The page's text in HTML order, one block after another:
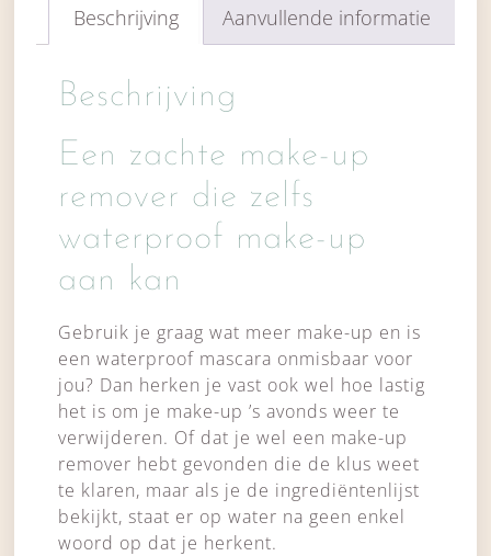
Beschrijving Aanvullende informatie
Beschrijving
Een zachte make-up
remover die zelfs
waterproof make-up
aan kan
Gebruik je graag wat meer make-up en is
een waterproof mascara onmisbaar voor
jou? Dan herken je vast ook wel hoe lastig
het is om je make-up ’s avonds weer te
verwijderen. Of dat je wel een make-up
remover hebt gevonden die de klus weet
te klaren, maar als je de ingrediëntenlijst
bekijkt, staat er op water na geen enkel
woord op dat je herkent.